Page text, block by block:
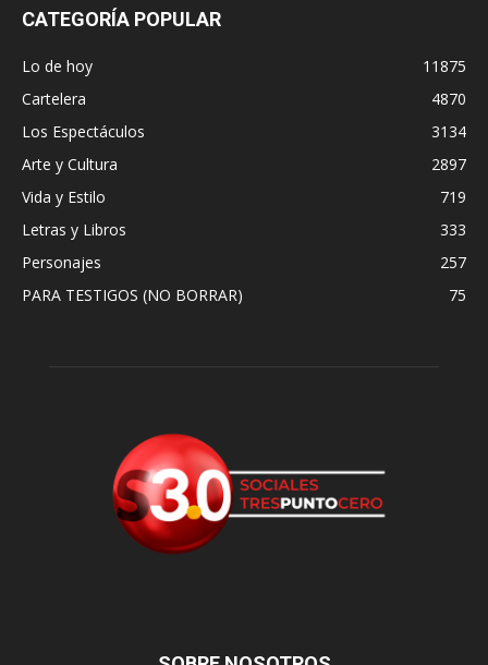
CATEGORÍA POPULAR
Lo de hoy
11875
Cartelera
4870
Los Espectáculos
3134
Arte y Cultura
2897
Vida y Estilo
719
Letras y Libros
333
Personajes
257
PARA TESTIGOS (NO BORRAR)
75